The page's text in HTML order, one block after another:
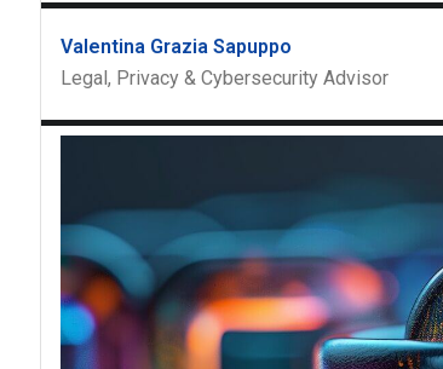
Valentina Grazia Sapuppo
Legal, Privacy & Cybersecurity Advisor